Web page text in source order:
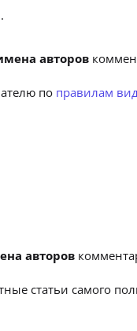
.
авторов
по правилам
авторов
статьи самого